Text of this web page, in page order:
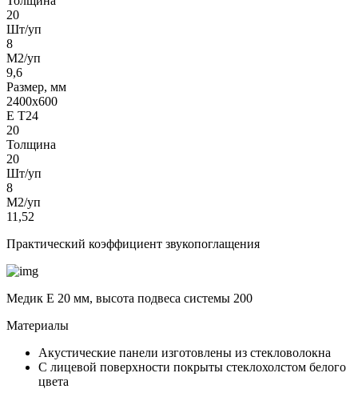
20
Шт/уп
8
М2/уп
9,6
Размер, мм
2400х600
Е Т24
20
Толщина
20
Шт/уп
8
М2/уп
11,52
Практический коэффициент звукопоглащения
Медик Е 20 мм, высота подвеса системы 200
Материалы
Акустические панели изготовлены из стекловолокна
С лицевой поверхности покрыты стеклохолстом белого
цвета